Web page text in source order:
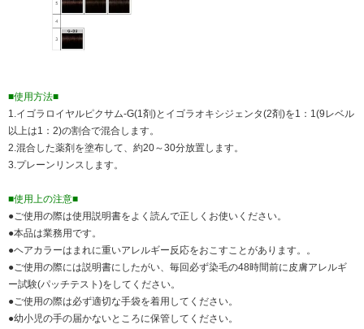
■使用方法■
1.イゴラロイヤルピクサム-G(1剤)とイゴラオキシジェンタ(2剤)を1：1(9レベル
以上は1：2)の割合で混合します。
2.混合した薬剤を塗布して、約20～30分放置します。
3.プレーンリンスします。
■使用上の注意■
●ご使用の際は使用説明書をよく読んで正しくお使いください。
●本品は業務用です。
●ヘアカラーはまれに重いアレルギー反応をおこすことがあります。。
●ご使用の際には説明書にしたがい、毎回必ず染毛の48時間前に皮膚アレルギ
ー試験(パッチテスト)をしてください。
●ご使用の際は必ず適切な手袋を着用してください。
●幼小児の手の届かないところに保管してください。